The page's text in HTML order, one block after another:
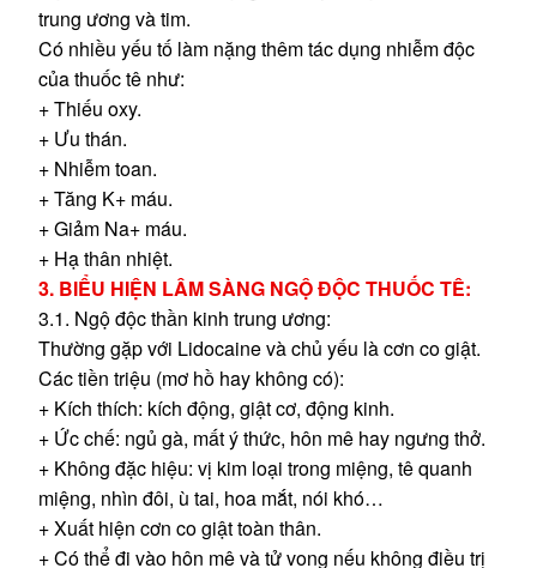
trung ương và tim.
Có nhiều yếu tố làm nặng thêm tác dụng nhiễm độc
của thuốc tê như:
+ Thiếu oxy.
+ Ưu thán.
+ Nhiễm toan.
+ Tăng K+ máu.
+ Giảm Na+ máu.
+ Hạ thân nhiệt.
3. BIỂU HIỆN LÂM SÀNG NGỘ ĐỘC THUỐC TÊ:
3.1. Ngộ độc thần kinh trung ương:
Thường gặp với Lidocaine và chủ yếu là cơn co giật.
Các tiền triệu (mơ hồ hay không có):
+ Kích thích: kích động, giật cơ, động kinh.
+ Ức chế: ngủ gà, mất ý thức, hôn mê hay ngưng thở.
+ Không đặc hiệu: vị kim loại trong miệng, tê quanh
miệng, nhìn đôi, ù tai, hoa mắt, nói khó…
+ Xuất hiện cơn co giật toàn thân.
+ Có thể đi vào hôn mê và tử vong nếu không điều trị